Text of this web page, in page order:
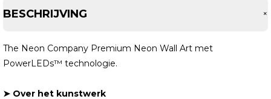
BESCHRIJVING +
The Neon Company Premium Neon Wall Art met
PowerLEDs™ technologie.
➤ Over het kunstwerk